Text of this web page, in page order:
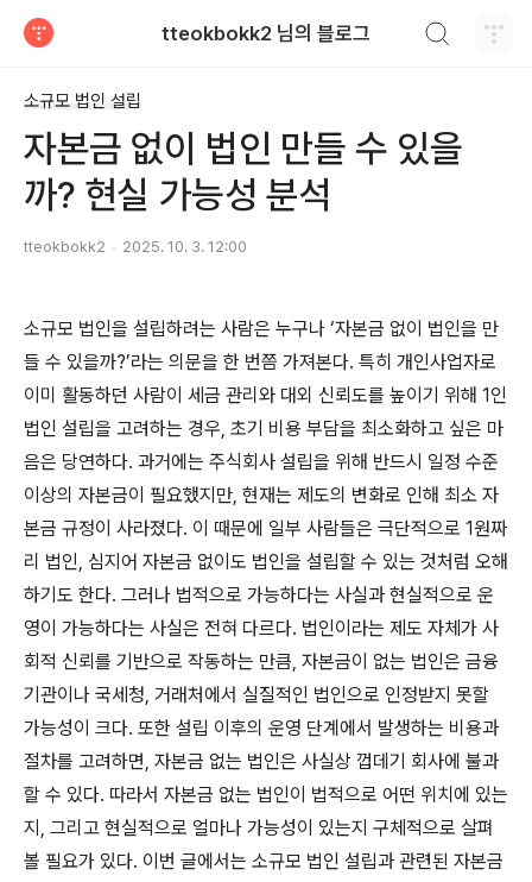
tteokbokk2 님의 블로그
소규모 법인 설립
자본금 없이 법인 만들 수 있을
까? 현실 가능성 분석
tteokbokk2 2025. 10. 3. 12:00
소규모 법인을 설립하려는 사람은 누구나 ‘자본금 없이 법인을 만
들 수 있을까?’라는 의문을 한 번쯤 가져본다. 특히 개인사업자로
이미 활동하던 사람이 세금 관리와 대외 신뢰도를 높이기 위해 1인
법인 설립을 고려하는 경우, 초기 비용 부담을 최소화하고 싶은 마
음은 당연하다. 과거에는 주식회사 설립을 위해 반드시 일정 수준
이상의 자본금이 필요했지만, 현재는 제도의 변화로 인해 최소 자
본금 규정이 사라졌다. 이 때문에 일부 사람들은 극단적으로 1원짜
리 법인, 심지어 자본금 없이도 법인을 설립할 수 있는 것처럼 오해
하기도 한다. 그러나 법적으로 가능하다는 사실과 현실적으로 운
영이 가능하다는 사실은 전혀 다르다. 법인이라는 제도 자체가 사
회적 신뢰를 기반으로 작동하는 만큼, 자본금이 없는 법인은 금융
기관이나 국세청, 거래처에서 실질적인 법인으로 인정받지 못할
가능성이 크다. 또한 설립 이후의 운영 단계에서 발생하는 비용과
절차를 고려하면, 자본금 없는 법인은 사실상 껍데기 회사에 불과
할 수 있다. 따라서 자본금 없는 법인이 법적으로 어떤 위치에 있는
지, 그리고 현실적으로 얼마나 가능성이 있는지 구체적으로 살펴
볼 필요가 있다. 이번 글에서는 소규모 법인 설립과 관련된 자본금